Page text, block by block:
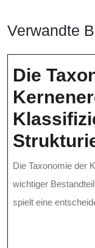
Verwandte
Die
Die Taxonomie der
wichtiger
spielt eine